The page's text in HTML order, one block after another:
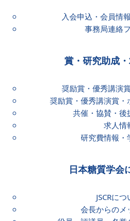
入会申込・会員情
事務局連絡
賞・研究助成
奨励賞・優秀講演
奨励賞・優秀講演賞・
共催・協賛・後
求人情
研究費情報・
日本糖質学会
JSCRにつ
会長からのメ